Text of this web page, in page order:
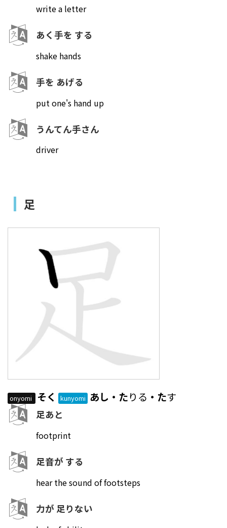
write a letter
あく手を する
shake hands
手を あげる
put one's hand up
うんてん手さん
driver
足
onyomi そく kunyomi あし・たりる ・たす
足あと
footprint
足音が する
hear the sound of footsteps
力が 足りない